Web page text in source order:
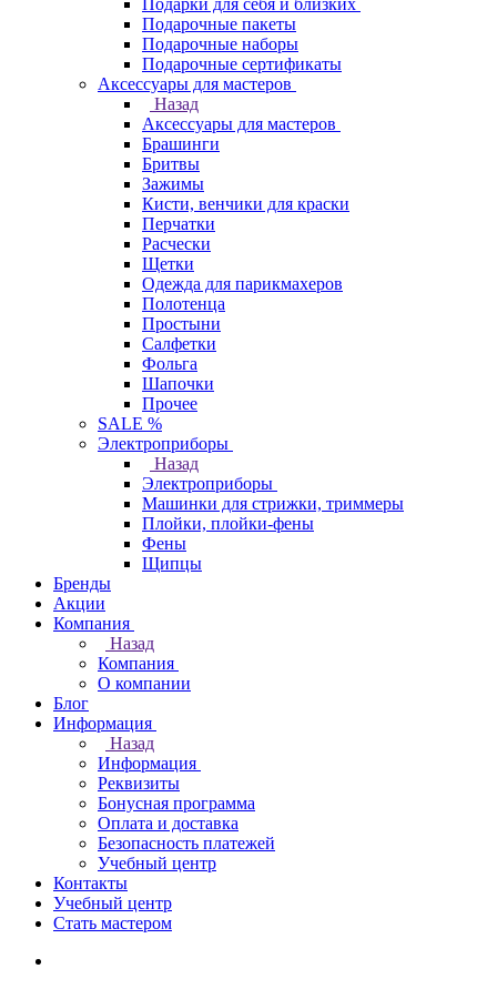
Подарки для себя и близких
Подарочные пакеты
Подарочные наборы
Подарочные сертификаты
Аксессуары для мастеров
Назад
Аксессуары для мастеров
Брашинги
Бритвы
Зажимы
Кисти, венчики для краски
Перчатки
Расчески
Щетки
Одежда для парикмахеров
Полотенца
Простыни
Салфетки
Фольга
Шапочки
Прочее
SALE %
Электроприборы
Назад
Электроприборы
Машинки для стрижки, триммеры
Плойки, плойки-фены
Фены
Щипцы
Бренды
Акции
Компания
Назад
Компания
О компании
Блог
Информация
Назад
Информация
Реквизиты
Бонусная программа
Оплата и доставка
Безопасность платежей
Учебный центр
Контакты
Учебный центр
Стать мастером